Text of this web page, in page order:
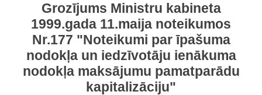
Grozījums Ministru kabineta
1999.gada 11.maija noteikumos
Nr.177 "Noteikumi par īpašuma
nodokļa un iedzīvotāju ienākuma
nodokļa maksājumu pamatparādu
kapitalizāciju"